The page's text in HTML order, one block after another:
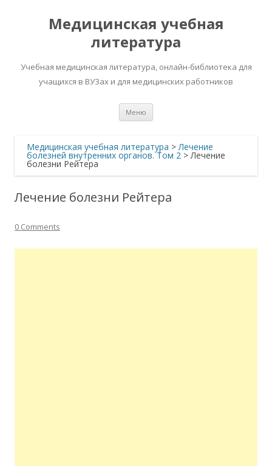
Медицинская учебная
литература
Учебная медицинская литература, онлайн-библиотека для
учащихся в ВУЗах и для медицинских работников
Меню
Медицинская учебная литература >Лечение
болезней внутренних органов. Том 2 >Лечение
болезни Рейтера
Лечение болезни Рейтера
0 Comments